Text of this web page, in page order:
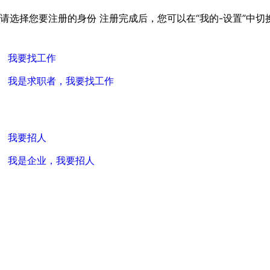
请选择您要注册的身份 注册完成后，您可以在“我的-设置”中切
我要找工作
我是求职者，我要找工作
我要招人
我是企业，我要招人